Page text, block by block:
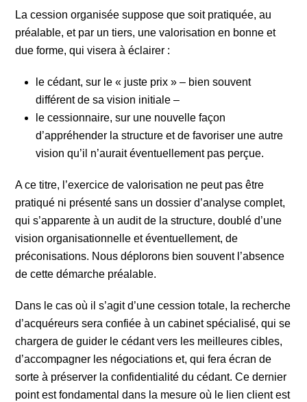
La cession organisée suppose que soit pratiquée, au
préalable, et par un tiers, une valorisation en bonne et
due forme, qui visera à éclairer :
le cédant, sur le « juste prix » – bien souvent
différent de sa vision initiale –
le cessionnaire, sur une nouvelle façon
d’appréhender la structure et de favoriser une autre
vision qu’il n’aurait éventuellement pas perçue.
A ce titre, l’exercice de valorisation ne peut pas être
pratiqué ni présenté sans un dossier d’analyse complet,
qui s’apparente à un audit de la structure, doublé d’une
vision organisationnelle et éventuellement, de
préconisations. Nous déplorons bien souvent l’absence
de cette démarche préalable.
Dans le cas où il s’agit d’une cession totale, la recherche
d’acquéreurs sera confiée à un cabinet spécialisé, qui se
chargera de guider le cédant vers les meilleures cibles,
d’accompagner les négociations et, qui fera écran de
sorte à préserver la confidentialité du cédant. Ce dernier
point est fondamental dans la mesure où le lien client est